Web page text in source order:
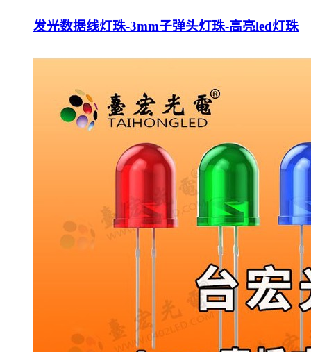
发光数据线灯珠-3mm子弹头灯珠-高亮led灯珠